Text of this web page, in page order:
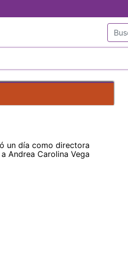
un día como directora
Andrea Carolina Vega